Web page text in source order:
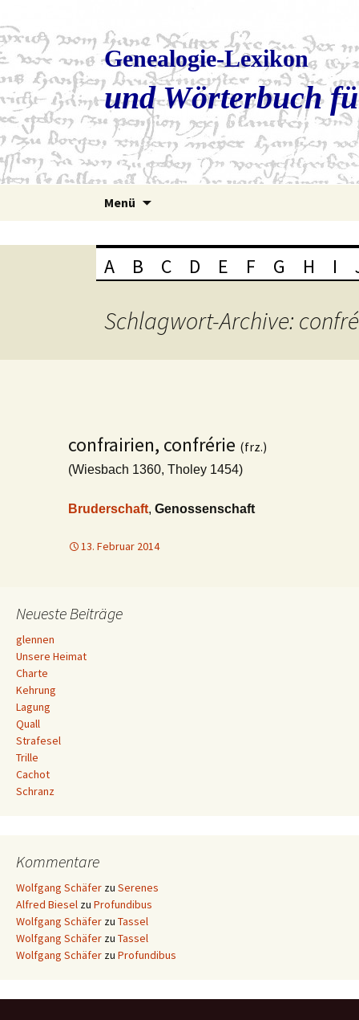
Genealogie-Lexikon
und Wörterbuch
Menü
A B C D E F G H I
Schlagwort-Archive:
confrairien, confrérie (frz.)
(Wiesbach 1360, Tholey 1454)
Bruderschaft, Genossenschaft
13. Februar 2014
Neueste Beiträge
glennen
Unsere Heimat
Charte
Kehrung
Lagung
Quall
Strafesel
Trille
Cachot
Schranz
Kommentare
Wolfgang Schäfer zu Serenes
Alfred Biesel zu Profundibus
Wolfgang Schäfer zu Tassel
Wolfgang Schäfer zu Tassel
Wolfgang Schäfer zu Profundibus